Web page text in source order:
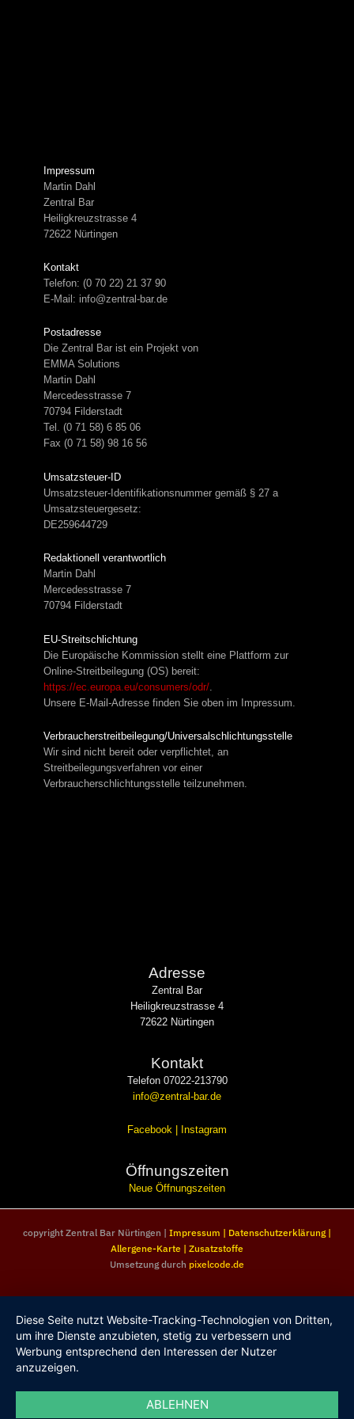
Impressum
Martin Dahl
Zentral Bar
Heiligkreuzstrasse 4
72622 Nürtingen
Kontakt
Telefon: (0 70 22) 21 37 90
E-Mail: info@zentral-bar.de
Postadresse
Die Zentral Bar ist ein Projekt von
EMMA Solutions
Martin Dahl
Mercedesstrasse 7
70794 Filderstadt
Tel. (0 71 58) 6 85 06
Fax (0 71 58) 98 16 56
Umsatzsteuer-ID
Umsatzsteuer-Identifikationsnummer gemäß § 27 a
Umsatzsteuergesetz:
DE259644729
Redaktionell verantwortlich
Martin Dahl
Mercedesstrasse 7
70794 Filderstadt
EU-Streitschlichtung
Die Europäische Kommission stellt eine Plattform zur
Online-Streitbeilegung (OS) bereit:
https://ec.europa.eu/consumers/odr/.
Unsere E-Mail-Adresse finden Sie oben im Impressum.
Verbraucher­streit­beilegung/Universal­schlichtungs­stelle
Wir sind nicht bereit oder verpflichtet, an
Streitbeilegungsverfahren vor einer
Verbraucherschlichtungsstelle teilzunehmen.
Adresse
Zentral Bar
Heiligkreuzstrasse 4
72622 Nürtingen
Kontakt
Telefon 07022-213790
info@zentral-bar.de
Facebook Instagram
Öffnungszeiten
Neue Öffnungszeiten
copyright Zentral Bar Nürtingen | Impressum | Datenschutzerklärung|
Allergene-Karte | Zusatzstoffe
Umsetzung durch pixelcode.de
Diese Seite nutzt Website-Tracking-Technologien von Dritten,
um ihre Dienste anzubieten, stetig zu verbessern und
Werbung entsprechend den Interessen der Nutzer
anzuzeigen.
ABLEHNEN